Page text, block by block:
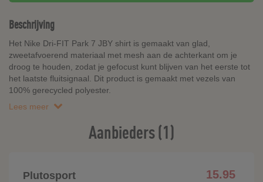
Beschrijving
Het Nike Dri-FIT Park 7 JBY shirt is gemaakt van glad,
zweetafvoerend materiaal met mesh aan de achterkant om je
droog te houden, zodat je gefocust kunt blijven van het eerste tot
het laatste fluitsignaal. Dit product is gemaakt met vezels van
100% gerecycled polyester.
Lees meer
Aanbieders (1)
Plutosport 15.95